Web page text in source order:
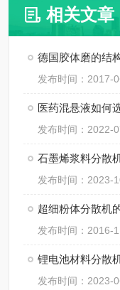
相关文章
德国胶体磨的结
发布时间：2017-
医药混悬液如何
发布时间：2022-
发布时间：2023-
超细粉体分散机
发布时间：2016-
锂电池材料分散
发布时间：2023-